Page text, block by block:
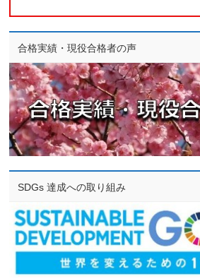
合格実績・現役合格者の声
SDGs 達成への取り組み